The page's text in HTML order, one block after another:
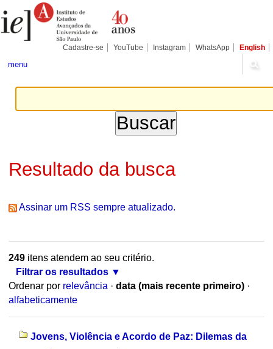
para
conteúdo.
Pessoais
Cadastre-se YouTube Instagram WhatsApp English
menu
Resultado da busca
Assinar um RSS sempre atualizado.
249itens atendem ao seu critério.
Filtrar os resultados
Ordenar por relevância · data (mais recente primeiro) ·
alfabeticamente
Jovens, Violência e Acordo de Paz: Dilemas da